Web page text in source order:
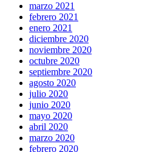
marzo 2021
febrero 2021
enero 2021
diciembre 2020
noviembre 2020
octubre 2020
septiembre 2020
agosto 2020
julio 2020
junio 2020
mayo 2020
abril 2020
marzo 2020
febrero 2020